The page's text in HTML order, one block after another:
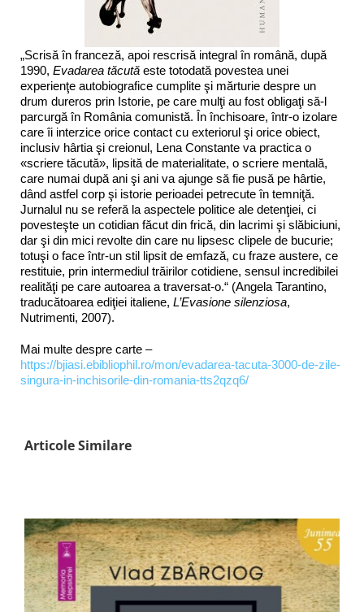
„Scrisă în franceză, apoi rescrisă integral în română, după
1990, Evadarea tăcută este totodată povestea unei
experienţe autobiografice cumplite şi mărturie despre un
drum dureros prin Istorie, pe care mulţi au fost obligaţi să-l
parcurgă în România comunistă. În închisoare, într-o izolare
care îi interzice orice contact cu exteriorul şi orice obiect,
inclusiv hârtia şi creionul, Lena Constante va practica o
«scriere tăcută», lipsită de materialitate, o scriere mentală,
care numai după ani şi ani va ajunge să fie pusă pe hârtie,
dând astfel corp şi istorie perioadei petrecute în temniţă.
Jurnalul nu se referă la aspectele politice ale detenţiei, ci
povesteşte un cotidian făcut din frică, din lacrimi şi slăbiciuni,
dar şi din mici revolte din care nu lipsesc clipele de bucurie;
totuşi o face într-un stil lipsit de emfază, cu fraze austere, ce
restituie, prin intermediul trăirilor cotidiene, sensul incredibilei
realităţi pe care autoarea a traversat-o.“ (Angela Tarantino,
traducătoarea ediţiei italiene, L’Evasione silenziosa,
Nutrimenti, 2007).
Mai multe despre carte –
https://bjiasi.ebibliophil.ro/mon/evadarea-tacuta-3000-de-zile-
singura-in-inchisorile-din-romania-tts2qzq6/
Articole Similare